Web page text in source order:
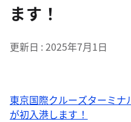
ます！
更新日 2025年7月1日
東京国際クルーズターミナ
が初入港します！